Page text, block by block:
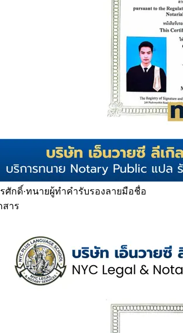
ศักดิ์·ทนายผู้ทำคำรับรองลายมือชื่อ
สาร